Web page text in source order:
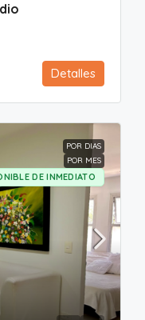
Detalles
POR DIAS
POR MES
DE INMEDIATO